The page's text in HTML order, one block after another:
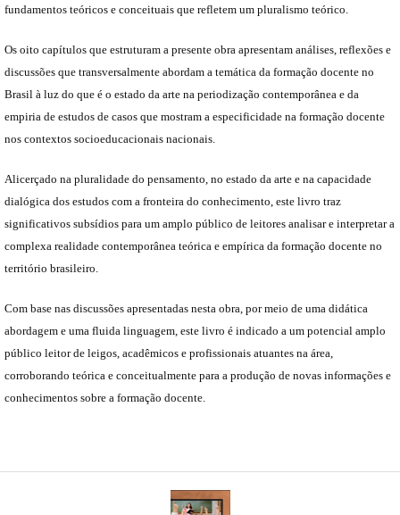
fundamentos teóricos e conceituais que refletem um pluralismo teórico.
Os oito capítulos que estruturam a presente obra apresentam análises, reflexões e
discussões que transversalmente abordam a temática da formação docente no
Brasil à luz do que é o estado da arte na periodização contemporânea e da
empiria de estudos de casos que mostram a especificidade na formação docente
nos contextos socioeducacionais nacionais.
Alicerçado na pluralidade do pensamento, no estado da arte e na capacidade
dialógica dos estudos com a fronteira do conhecimento, este livro traz
significativos subsídios para um amplo público de leitores analisar e interpretar a
complexa realidade contemporânea teórica e empírica da formação docente no
território brasileiro.
Com base nas discussões apresentadas nesta obra, por meio de uma didática
abordagem e uma fluida linguagem, este livro é indicado a um potencial amplo
público leitor de leigos, acadêmicos e profissionais atuantes na área,
corroborando teórica e conceitualmente para a produção de novas informações e
conhecimentos sobre a formação docente.